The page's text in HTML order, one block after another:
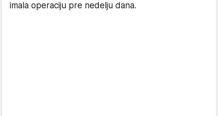
imala operaciju pre nedelju dana.